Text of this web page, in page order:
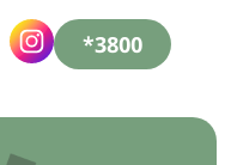
3800*